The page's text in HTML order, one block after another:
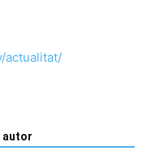
actualitat/
autor